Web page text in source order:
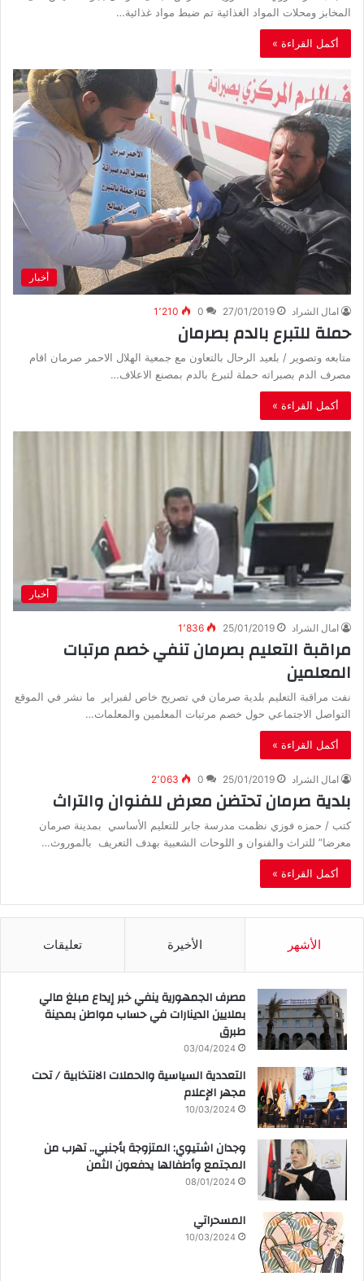
المخابز ومحلات المواد الغذائية تم ضبط مواد غذائية…
أكمل القراءة »
أخبار
امال الشراد 27/01/2019
0 1٬210
حملة للتبرع بالدم بصرمان
متابعه وتصوير / بلعيد الرحال بالتعاون مع جمعية الهلال الاحمر صرمان اقام
مصرف الدم بصبراته حملة لتبرع بالدم بمصنع الاعلاف…
أكمل القراءة »
أخبار
امال الشراد 25/01/2019 1٬836
مراقبة التعليم بصرمان تنفي خصم مرتبات
المعلمين
نفت مراقبة التعليم بلدية صرمان في تصريح خاص لفبراير ما نشر في الموقع
التواصل الاجتماعي حول خصم مرتبات المعلمين والمعلمات…
أكمل القراءة »
امال الشراد 25/01/2019
0 2٬063
بلدية صرمان تحتضن معرض للفنوان والتراث
كتب / حمزه فوزي نظمت مدرسة جابر للتعليم الأساسي بمدينة صرمان
معرضا” للتراث والفنوان و اللوحات الشعبية بهدف التعريف بالموروث…
أكمل القراءة »
الأشهر الأخيرة تعليقات
مصرف الجمهورية ينفي خبر إيداع مبلغ مالي
بملايين الدينارات في حساب مواطن بمدينة
طبرق
03/04/2024
التعددية السياسية والحملات الانتخابية / تحت
مجهر الإعلام
10/03/2024
وجدان اشتيوي: المتزوجة بأجنبي.. تهرب من
المجتمع وأطفالها يدفعون الثمن
08/01/2024
المسحراتي
10/03/2024